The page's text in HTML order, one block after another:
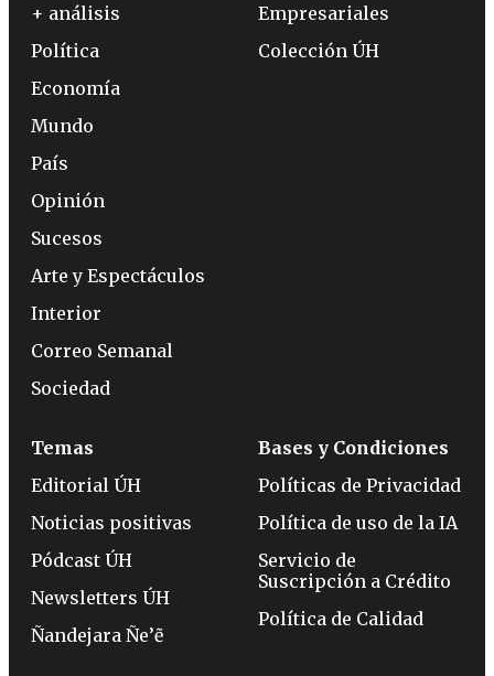
+ análisis
Política
Economía
Mundo
País
Opinión
Sucesos
Arte y Espectáculos
Interior
Correo Semanal
Sociedad
Empresariales
Colección ÚH
Temas
Editorial ÚH
Noticias positivas
Pódcast ÚH
Newsletters ÚH
Ñandejara Ñe’ẽ
Bases y Condiciones
Políticas de Privacidad
Política de uso de la IA
Servicio de
Suscripción a Crédito
Política de Calidad